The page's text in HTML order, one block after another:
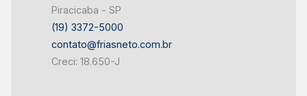
Piracicaba - SP
(19) 3372-5000
contato@friasneto.com.br
Creci: 18.650-J